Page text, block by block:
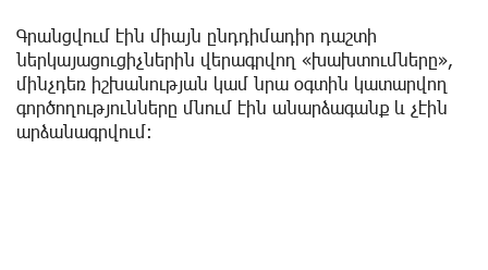
Գրանցվում էին միայն ընդդիմադիր դաշտի
ներկայացուցիչներին վերագրվող «խախտումները»,
մինչդեռ իշխանության կամ նրա օգտին կատարվող
գործողությունները մնում էին անարձագանք և չէին
արձանագրվում։